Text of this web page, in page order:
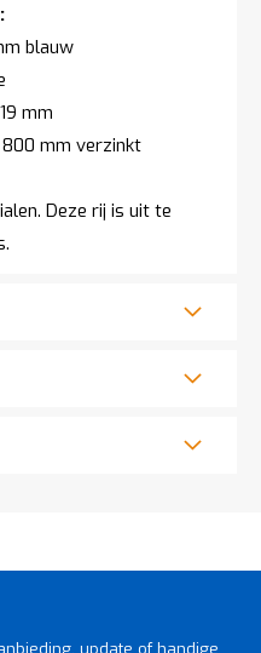
blauw
mm
mm verzinkt
Deze rij is uit te
update of handige